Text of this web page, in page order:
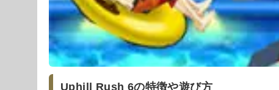
Uphill Rush 6の特徴や遊び方